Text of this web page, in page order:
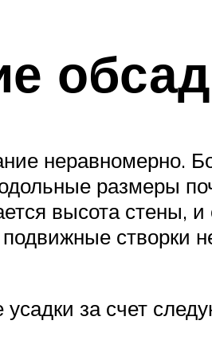
неравномерно.
размеры
высота стены,
подвижные
за счет